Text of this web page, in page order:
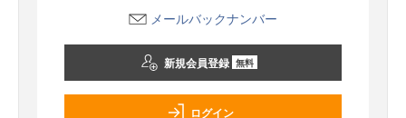
メールバックナンバー
新規会員登録 無料
ログイン